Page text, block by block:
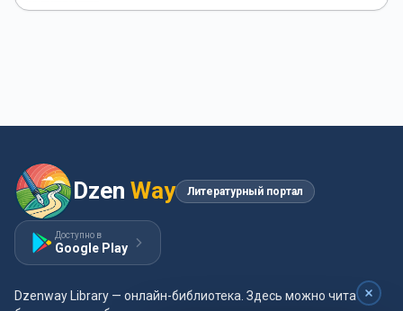
Dzen Way Литературный портал
Доступно в
Google Play
Dzenway Library — онлайн-библиотека. Здесь можно читать